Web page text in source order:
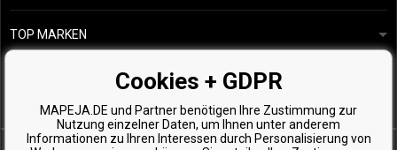
Kostenlose Produktproben
TOP MARKEN
Kérastase
Wella Professionals
Zenz Organic
Cookies + GDPR
MAPEJA.DE und Partner benötigen Ihre Zustimmung zur
Nutzung einzelner Daten, um Ihnen unter anderem
Informationen zu Ihren Interessen durch Personalisierung von